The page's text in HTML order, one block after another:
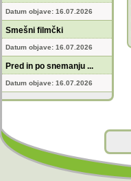
Datum objave: 16.07.2026
Smešni filmčki
Datum objave: 16.07.2026
Pred in po snemanju ...
Datum objave: 16.07.2026